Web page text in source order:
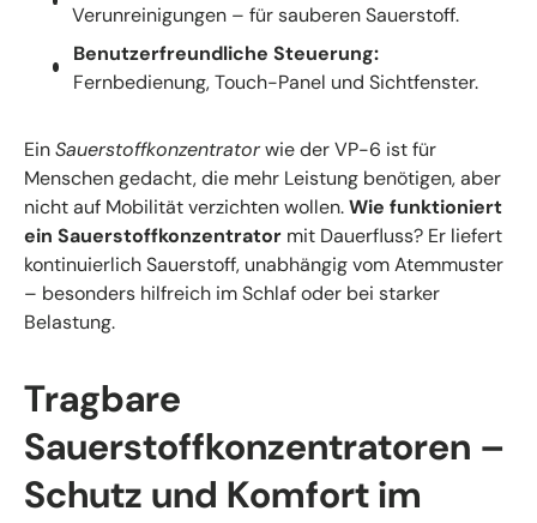
Verunreinigungen – für sauberen Sauerstoff.
Benutzerfreundliche Steuerung:
Fernbedienung, Touch-Panel und Sichtfenster.
EinSauerstoffkonzentratorwie der VP-6 ist für
Menschen gedacht, die mehr Leistung benötigen, aber
nicht auf Mobilität verzichten wollen.Wie funktioniert
ein Sauerstoffkonzentrator mit Dauerfluss? Er liefert
kontinuierlich Sauerstoff, unabhängig vom Atemmuster
– besonders hilfreich im Schlaf oder bei starker
Belastung.
Tragbare
Sauerstoffkonzentratoren –
Schutz und Komfort im